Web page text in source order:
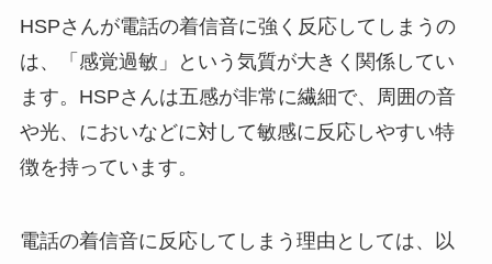
HSPさんが電話の着信音に強く反応してしまうの
は、「感覚過敏」という気質が大きく関係してい
ます。HSPさんは五感が非常に繊細で、周囲の音
や光、においなどに対して敏感に反応しやすい特
徴を持っています。
電話の着信音に反応してしまう理由としては、以